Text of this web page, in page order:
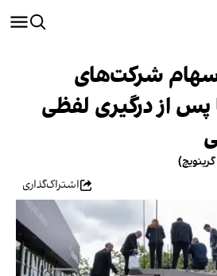
شرکت‌های
پس از درگیری لفظی
اشتراک‌گذاری